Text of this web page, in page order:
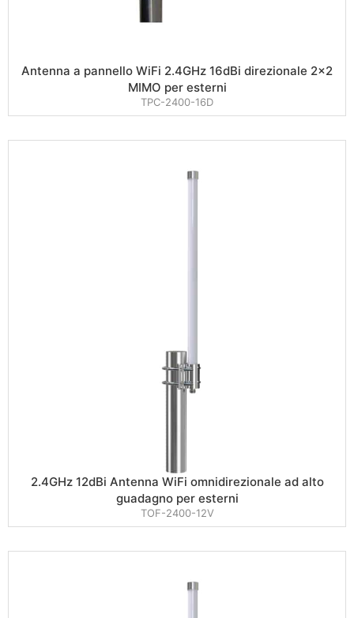
Antenna a pannello WiFi 2.4GHz 16dBi direzionale 2×2
MIMO per esterni
TPC-2400-16D
2.4GHz 12dBi Antenna WiFi omnidirezionale ad alto
guadagno per esterni
TOF-2400-12V